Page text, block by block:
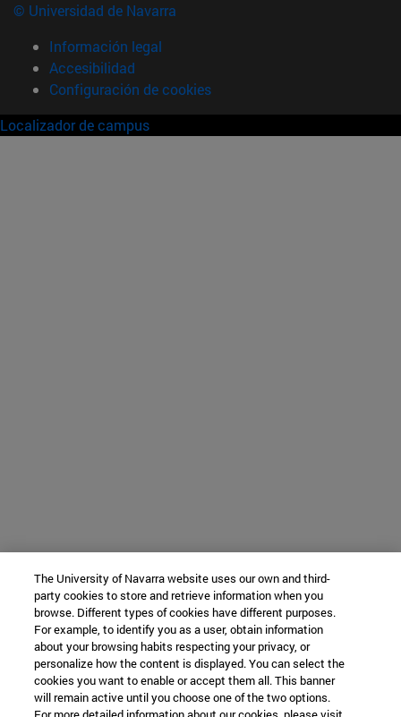
© Universidad de Navarra
Información legal
Accesibilidad
Configuración de cookies
Localizador de campus
The University of Navarra website uses our own and third-
party cookies to store and retrieve information when you
browse. Different types of cookies have different purposes.
For example, to identify you as a user, obtain information
about your browsing habits respecting your privacy, or
personalize how the content is displayed. You can select the
cookies you want to enable or accept them all. This banner
will remain active until you choose one of the two options.